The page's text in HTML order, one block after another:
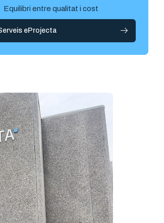
Equilibri entre qualitat i cost
eProjecta